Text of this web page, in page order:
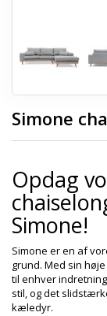
Simone
Opdag
Simone!
Simone er en af
grund. Med sin
til enhver
stil, og det
kæledyr.